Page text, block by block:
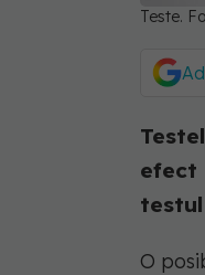
Teste.
efect
O